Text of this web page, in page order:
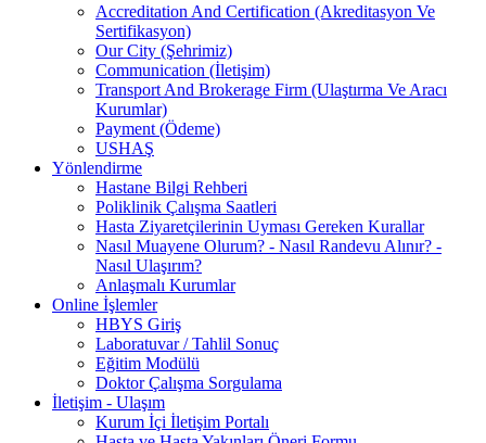
Accreditation And Certification (Akreditasyon Ve
Sertifikasyon)
Our City (Şehrimiz)
Communication (İletişim)
Transport And Brokerage Firm (Ulaştırma Ve Aracı
Kurumlar)
Payment (Ödeme)
USHAŞ
Yönlendirme
Hastane Bilgi Rehberi
Poliklinik Çalışma Saatleri
Hasta Ziyaretçilerinin Uyması Gereken Kurallar
Nasıl Muayene Olurum? - Nasıl Randevu Alınır? -
Nasıl Ulaşırım?
Anlaşmalı Kurumlar
Online İşlemler
HBYS Giriş
Laboratuvar / Tahlil Sonuç
Eğitim Modülü
Doktor Çalışma Sorgulama
İletişim - Ulaşım
Kurum İçi İletişim Portalı